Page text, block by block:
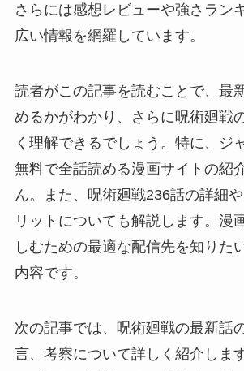
さらには感想レビューや強さラン
広い情報を網羅しています。
読者がこの記事を読むことで、最
めるかがわかり、さらに呪術廻戦
く理解できるでしょう。特に、ジ
無料で全話読める漫画サイトの紹
ん。また、呪術廻戦236話の詳細
リットについても解説します。漫
しむための最適な配信先を知りた
内容です。
次の記事では、呪術廻戦の最新話
言、考察について詳しく紹介しま